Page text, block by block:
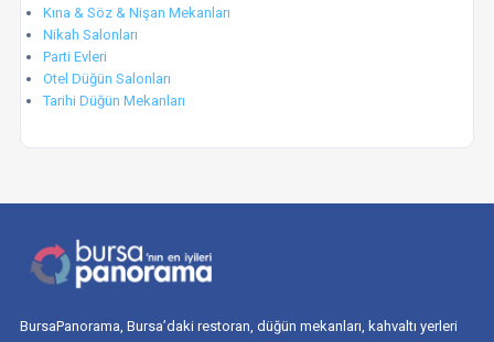
Kına & Söz & Nişan Mekanları
Nikah Salonları
Parti Evleri
Otel Düğün Salonları
Tarihi Düğün Mekanları
BursaPanorama, Bursa’daki restoran, düğün mekanları, kahvaltı yerleri